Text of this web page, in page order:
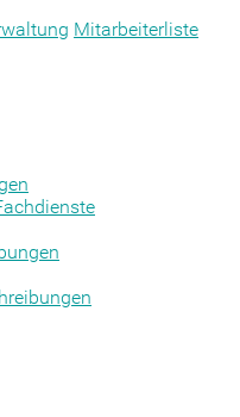
Mitarbeiterliste